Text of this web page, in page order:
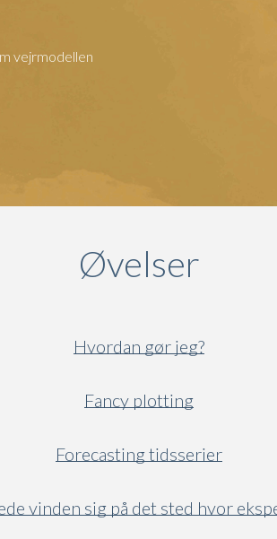
vejrmodellen
Øvelser
Hvordan gør jeg?
Fancy plotting
Forecasting tidsserier
vinden sig på det sted hvor